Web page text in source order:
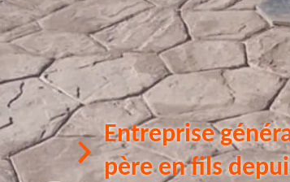
Entreprise
père en fils